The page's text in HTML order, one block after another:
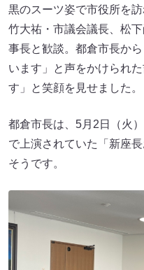
黒のスーツ姿で市役所を
竹大祐・市議会議長、松
事長と歓談。都倉市長か
います」と声をかけられ
す」と笑顔を見せました。
都倉市長は、5月2日（火
で上演されていた「新座
そうです。